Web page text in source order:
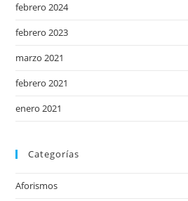
febrero 2024
febrero 2023
marzo 2021
febrero 2021
enero 2021
Categorías
Aforismos